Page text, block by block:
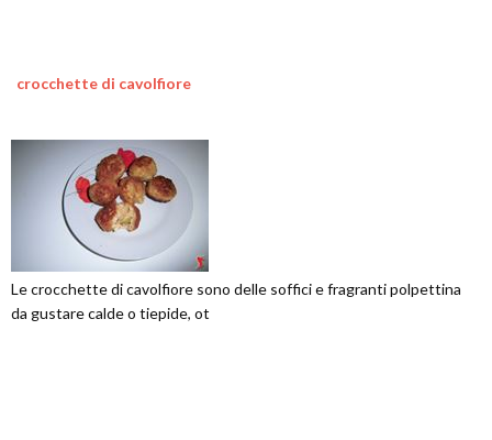
crocchette di cavolfiore
Le crocchette di cavolfiore sono delle soffici e fragranti polpettina
da gustare calde o tiepide, ot